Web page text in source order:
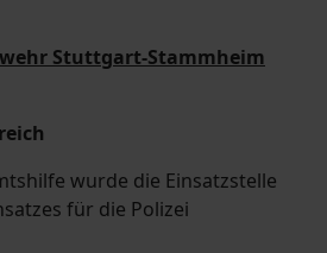
Stuttgart-Stammheim
wurde die Einsatzstelle
für die Polizei